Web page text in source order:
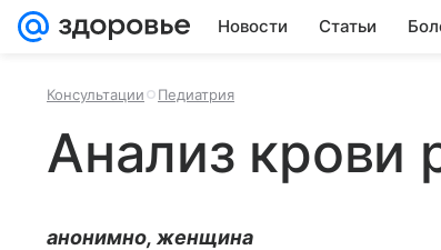
Новости Статьи
Консультации Педиатрия
Анализ крови
анонимно, женщина